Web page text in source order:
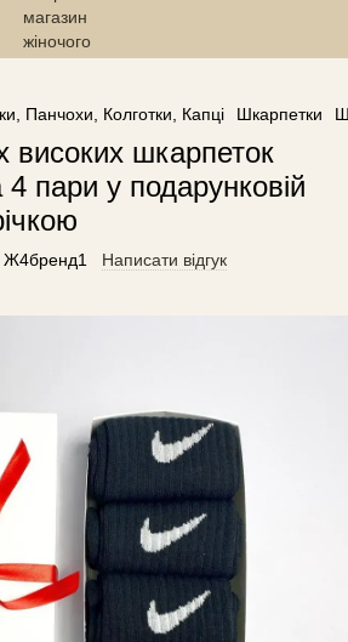
Панчохи, Колготки, Капці Шкарпетки
високих шкарпеток
пари у подарунковій
Ж4бренд1 Написати відгук